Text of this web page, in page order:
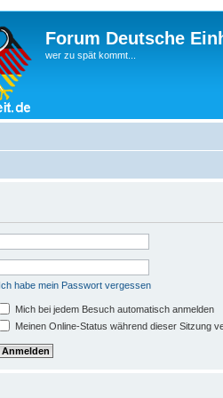
Forum Deutsche
wer zu spät kommt...
Ich habe mein Passwort vergessen
Mich bei jedem Besuch automatisch anmelden
Meinen Online-Status während dieser Sitzung